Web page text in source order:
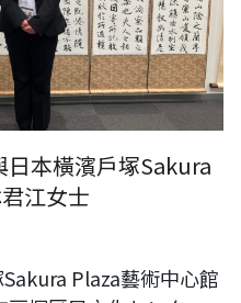
日本橫濱戶塚Sakura
江女士
Plaza藝術中心館